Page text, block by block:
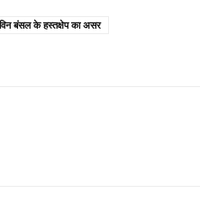
बंसल के हस्तक्षेप का असर